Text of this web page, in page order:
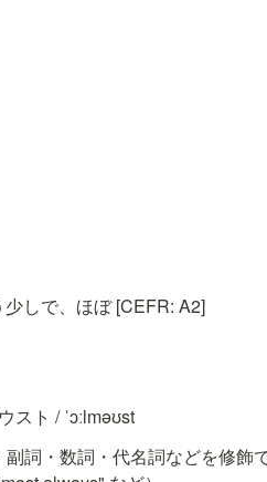
しで、ほぼ [CEFR: A2]
スト / ˈɔːlməʊst
詞・数詞・代名詞などを修飾